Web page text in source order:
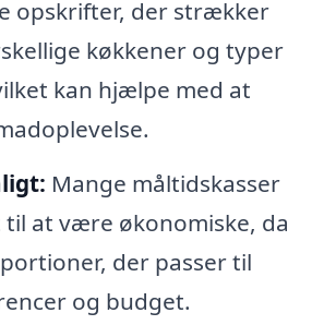
opskrifter, der strækker
køkkener og typer
kan hjælpe med at
Mange måltidskasser
til at være økonomiske, da
der passer til
og budget.